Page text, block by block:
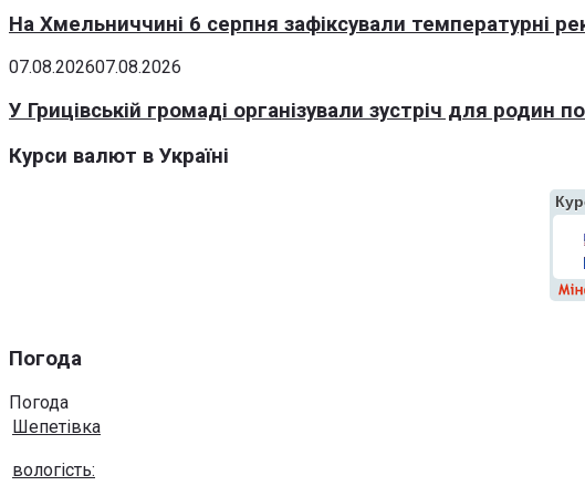
На Хмельниччині 6 серпня зафіксували температурні
07.08.202607.08.2026
У Грицівській громаді організували зустріч для родин
Курси валют в Україні
Погода
Погода
Шепетівка
вологість: